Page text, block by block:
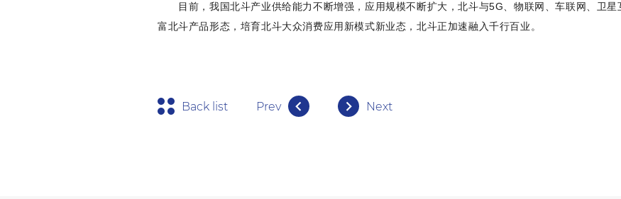
目前，我国北斗产业供给能力不断增强，应用规模不断扩大，北斗与5G、物联网、车联网、卫星
富北斗产品形态，培育北斗大众消费应用新模式新业态，北斗正加速融入千行百业。
Back list Prev Next